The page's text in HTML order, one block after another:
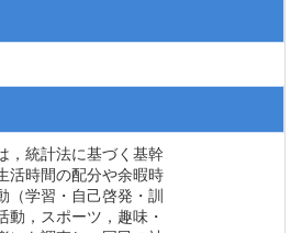
，統計法に基づく基幹
活時間の配分や余暇時
（学習・自己啓発・訓
動，スポーツ，趣味・